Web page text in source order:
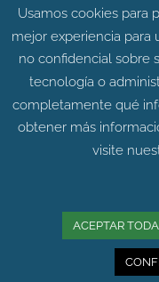
©
Universidad de
Edificio de
Usamos cookies para
mejor experiencia para
no confidencial sobre
tecnología o
completamente qué
obtener más
visite
ACEPTAR